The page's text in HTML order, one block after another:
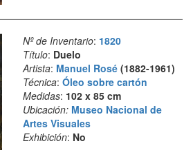
Nº de Inventario: 1820
Título: Duelo
Artista: Manuel Rosé(1882-1961)
Técnica: Óleo sobre cartón
Medidas: 102 x 85 cm
Ubicación: Museo Nacional de
Artes Visuales
Exhibición: No